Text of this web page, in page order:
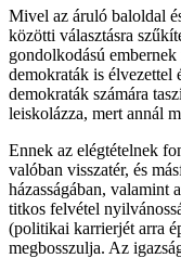
Mivel az áruló baloldal
közötti választásra
gondolkodású
demokraták is élvezettel
demokraták számára
leiskolázza, mert annál
Ennek az elégtételnek
valóban visszatér, és
házasságában, valamint
titkos felvétel
(politikai karrierjét arra
megbosszulja. Az